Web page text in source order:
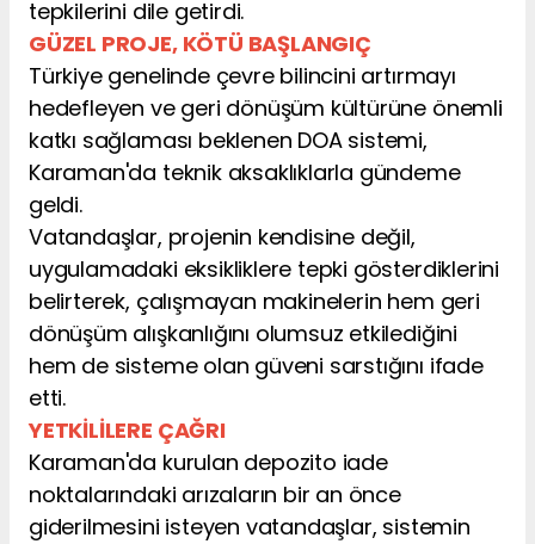
tepkilerini dile getirdi.
GÜZEL PROJE, KÖTÜ BAŞLANGIÇ
Türkiye genelinde çevre bilincini artırmayı
hedefleyen ve geri dönüşüm kültürüne önemli
katkı sağlaması beklenen DOA sistemi,
Karaman'da teknik aksaklıklarla gündeme
geldi.
Vatandaşlar, projenin kendisine değil,
uygulamadaki eksikliklere tepki gösterdiklerini
belirterek, çalışmayan makinelerin hem geri
dönüşüm alışkanlığını olumsuz etkilediğini
hem de sisteme olan güveni sarstığını ifade
etti.
YETKİLİLERE ÇAĞRI
Karaman'da kurulan depozito iade
noktalarındaki arızaların bir an önce
giderilmesini isteyen vatandaşlar, sistemin